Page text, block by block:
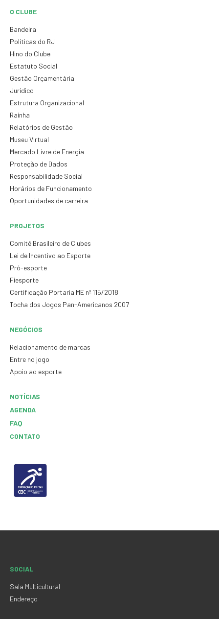
O CLUBE
Bandeira
Políticas do RJ
Hino do Clube
Estatuto Social
Gestão Orçamentária
Jurídico
Estrutura Organizacional
Rainha
Relatórios de Gestão
Museu Virtual
Mercado Livre de Energia
Proteção de Dados
Responsabilidade Social
Horários de Funcionamento
Oportunidades de carreira
PROJETOS
Comitê Brasileiro de Clubes
Lei de Incentivo ao Esporte
Pró-esporte
Fiesporte
Certificação Portaria ME nº 115/2018
Tocha dos Jogos Pan-Americanos 2007
NEGÓCIOS
Relacionamento de marcas
Entre no jogo
Apoio ao esporte
NOTÍCIAS
AGENDA
FAQ
CONTATO
SOCIAL
Sala Multicultural
Endereço